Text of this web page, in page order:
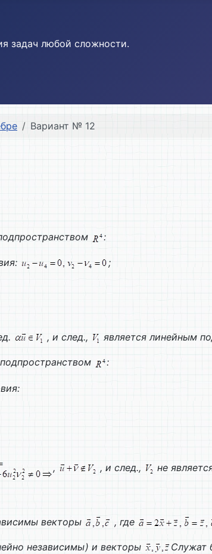
задач любой сложности.
Вариант № 12
:
;
, и след., является линейным
:
, , и след., не
векторы , где
независимы) и векторы Служат